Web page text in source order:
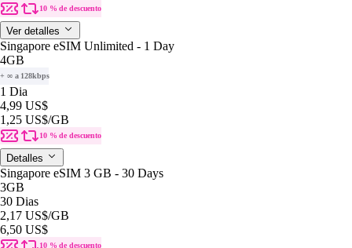
10 % de descuento
Ver detalles
Singapore eSIM Unlimited - 1 Day
4GB
+ ∞ a 128kbps
1 Dia
4,99 US$
1,25 US$/GB
10 % de descuento
Detalles
Singapore eSIM 3 GB - 30 Days
3GB
30 Dias
2,17 US$/GB
6,50 US$
10 % de descuento